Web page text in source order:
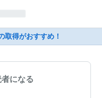
取得がおすすめ！
になる